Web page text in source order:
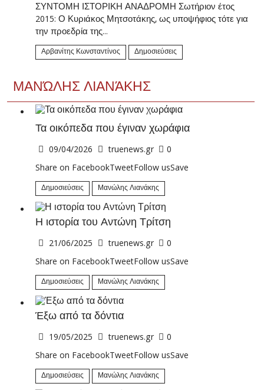
ΣΥΝΤΟΜΗ ΙΣΤΟΡΙΚΗ ΑΝΑΔΡΟΜΗ Σωτήριον έτος
2015: Ο Κυριάκος Μητσοτάκης, ως υποψήφιος τότε για
την προεδρία της...
Αρβανίτης Κωνσταντίνος Δημοσιεύσεις
ΜΑΝΏΛΗΣ ΛΙΑΝΆΚΗΣ
Τα οικόπεδα που έγιναν χωράφια
09/04/2026 truenews.gr
0
Share on FacebookTweetFollow usSave
Δημοσιεύσεις Μανώλης Λιανάκης
Η ιστορία του Αντώνη Τρίτση
21/06/2025 truenews.gr
0
Share on FacebookTweetFollow usSave
Δημοσιεύσεις Μανώλης Λιανάκης
Έξω από τα δόντια
19/05/2025 truenews.gr
0
Share on FacebookTweetFollow usSave
Δημοσιεύσεις Μανώλης Λιανάκης